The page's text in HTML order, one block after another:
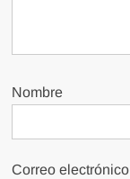
Nombre
Correo electrónico